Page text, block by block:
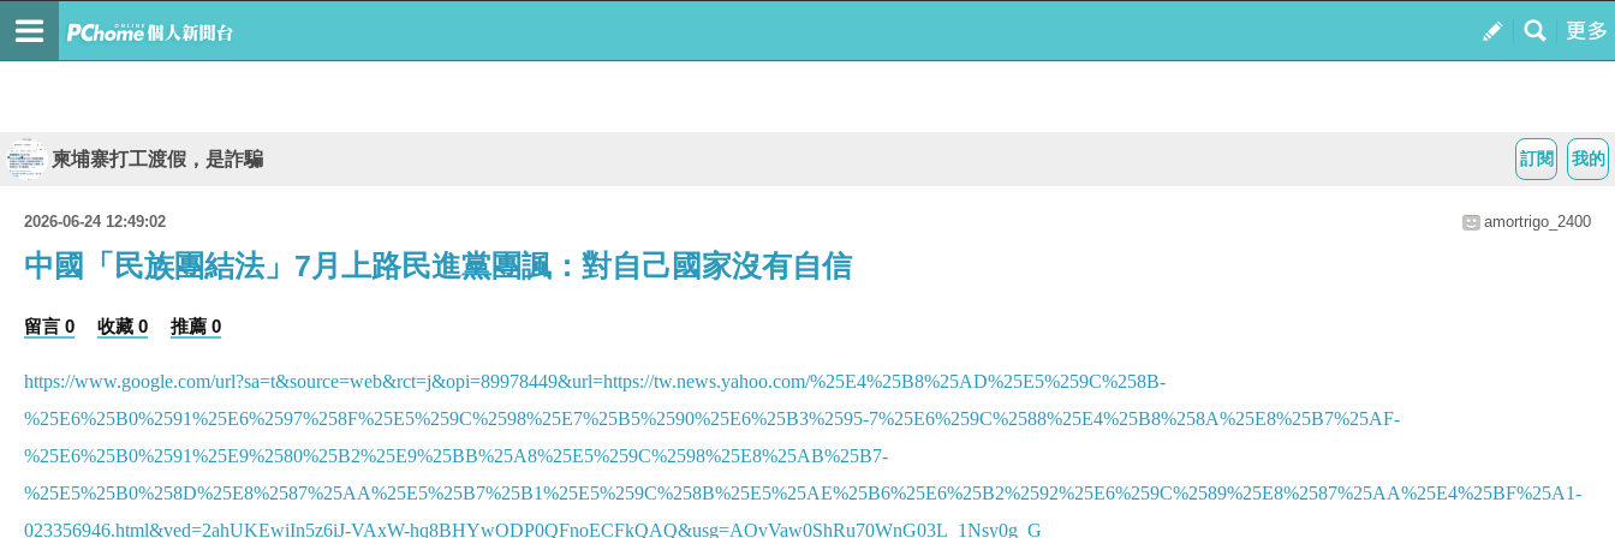
我的
訂閱
柬埔寨打工渡假，是詐騙
2026-06-24 12:49:02 amortrigo_2400
中國「民族團結法」7月上路民進黨團諷：對自己國家沒有自信
留言 0 收藏 0 推薦 0
https://www.google.com/url?sa=t&source=web&rct=j&opi=89978449&url=https://tw.news.yahoo.com/%25E4%25B8%25AD%25E5%259C%258B-
%25E6%25B0%2591%25E6%2597%258F%25E5%259C%2598%25E7%25B5%2590%25E6%25B3%2595-7%25E6%259C%2588%25E4%25B8%258A%25E8%25B7%25AF-
%25E6%25B0%2591%25E9%2580%25B2%25E9%25BB%25A8%25E5%259C%2598%25E8%25AB%25B7-
%25E5%25B0%258D%25E8%2587%25AA%25E5%25B7%25B1%25E5%259C%258B%25E5%25AE%25B6%25E6%25B2%2592%25E6%259C%2589%25E8%2587%25AA%25E4%25BF%25A1-
023356946.html&ved=2ahUKEwiIn5z6iJ-VAxW-hq8BHYwODP0QFnoECFkQAQ&usg=AOvVaw0ShRu70WnG03L_1Nsy0g_G